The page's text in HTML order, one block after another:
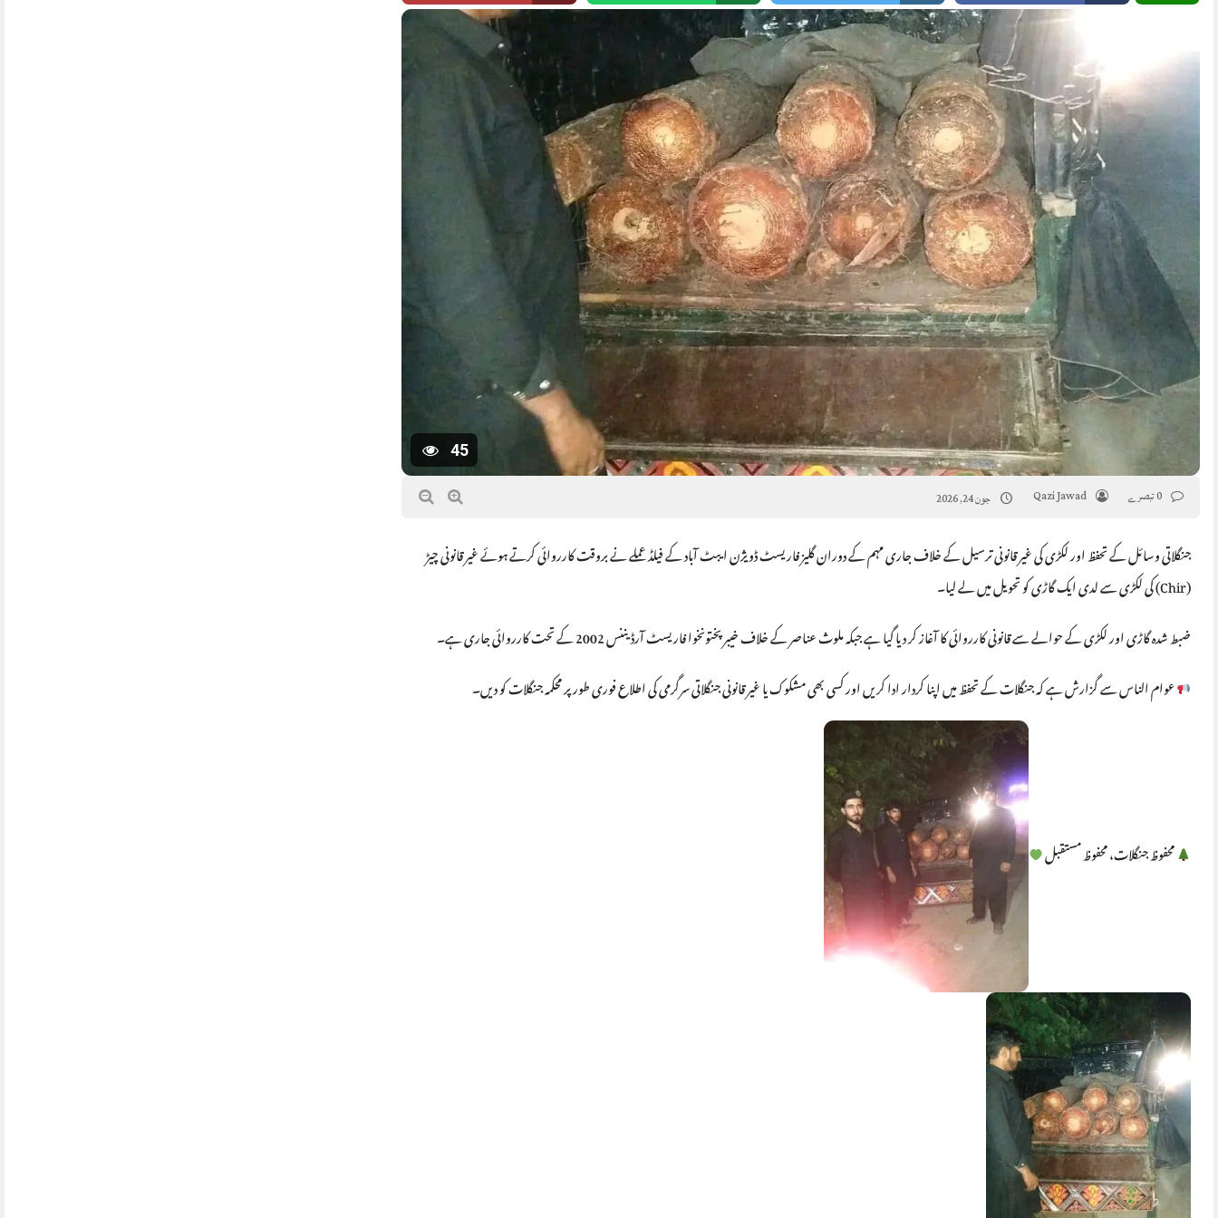
45
Qazi Jawad جون 24, 2026
جنگلاتی وسائل کے تحفظ اور لکڑی کی غیر قانونی ترسیل کے خلاف جاری مہم کے دوران گلیز فاریسٹ ڈویژن ایبٹ آباد کے فیلڈ عملے نے بروقت کارروائی کرتے ہوئے غیر قانونی چیڑ
(Chir) کی لکڑی سے لدی ایک گاڑی کو تحویل میں لے لیا۔
ضبط شدہ گاڑی اور لکڑی کے حوالے سے قانونی کارروائی کا آغاز کر دیا گیا ہے جبکہ ملوث عناصر کے خلاف خیبر پختونخوا فاریسٹ آرڈیننس 2002 کے تحت کارروائی جاری ہے۔
عوام الناس سے گزارش ہے کہ جنگلات کے تحفظ میں اپنا کردار ادا کریں اور کسی بھی مشکوک یا غیر قانونی جنگلاتی سرگرمی کی اطلاع فوری طور پر محکمہ جنگلات کو دیں۔
محفوظ جنگلات، محفوظ مستقبل